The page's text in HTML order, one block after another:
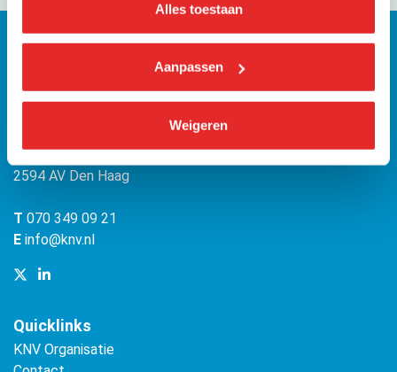
Alles toestaan
Aanpassen
Weigeren
(Malietoren)
2594 AV Den Haag
T 070 349 09 21
E info@knv.nl
Quicklinks
KNV Organisatie